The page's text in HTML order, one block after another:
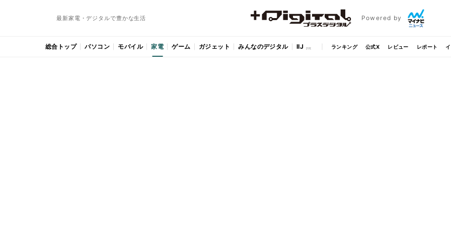
最新家電・デジタルで豊かな生活 Powered by
総合トップ パソコン モバイル 家電 ゲーム ガジェット みんなのデジタル IIJ ランキング 公式X レビュー レポート